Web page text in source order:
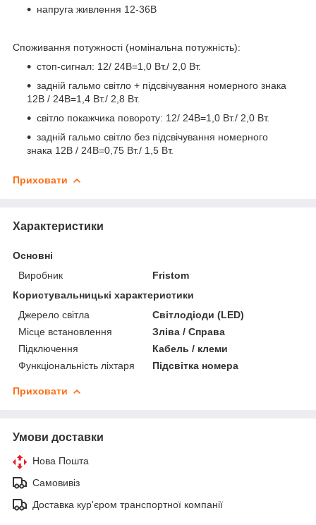
напруга живлення 12-36В
Споживання потужності (номінальна потужність):
стоп-сигнал: 12/ 24В=1,0 Вт./ 2,0 Вт.
задній гальмо світло + підсвічування номерного знака
12В / 24В=1,4 Вт./ 2,8 Вт.
світло покажчика повороту: 12/ 24В=1,0 Вт./ 2,0 Вт.
задній гальмо світло без підсвічування номерного
знака 12В / 24В=0,75 Вт./ 1,5 Вт.
Приховати
Характеристики
Основні
Виробник
Fristom
Користувальницькі характеристики
Джерело світла
Світлодіоди (LED)
Місце встановлення
Зліва / Справа
Підключення
Кабель / клеми
Функціональність ліхтаря
Підсвітка номера
Приховати
Умови доставки
Нова Пошта
Самовивіз
Доставка кур'єром транспортної компанії